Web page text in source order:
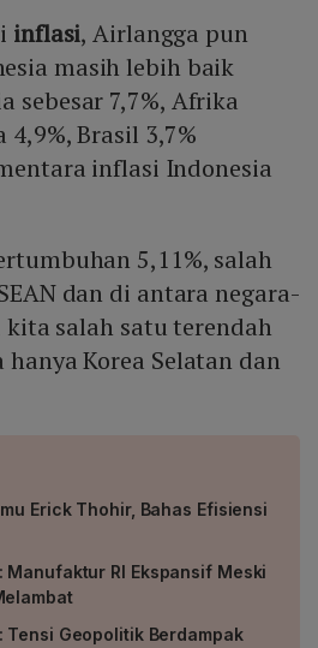
inflasi, Airlangga pun
masih lebih baik
sebesar 7,7%, Afrika
4,9%, Brasil 3,7%
inflasi Indonesia
5,11%, salah
dan di antara negara-
kita salah satu terendah
Korea Selatan dan
Erick Thohir, Bahas Efisiensi
Manufaktur RI Ekspansif Meski
Tensi Geopolitik Berdampak